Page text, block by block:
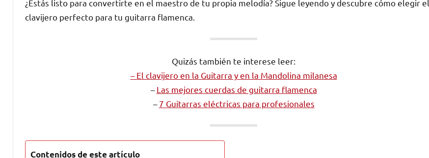
¿Estás listo para convertirte en el maestro de tu propia melodía? Sigue leyendo y descubre cómo elegir el
clavijero perfecto para tu guitarra flamenca.
Quizás también te interese leer:
– El clavijero en la Guitarra y en la Mandolina milanesa
–Las mejores cuerdas de guitarra flamenca
–7 Guitarras eléctricas para profesionales
Contenidos de este artículo